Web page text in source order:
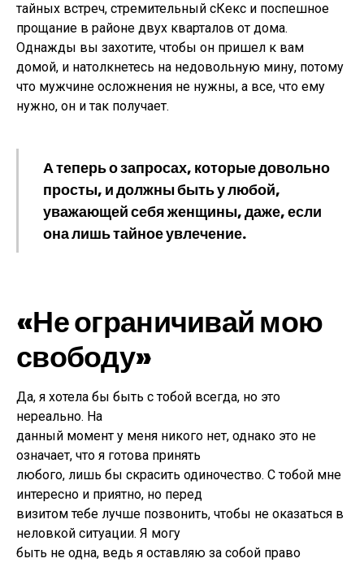
тайных встреч, стремительный сКекс и поспешное
прощание в районе двух кварталов от дома.
Однажды вы захотите, чтобы он пришел к вам
домой, и натолкнетесь на недовольную мину, потому
что мужчине осложнения не нужны, а все, что ему
нужно, он и так получает.
А теперь о запросах, которые довольно
просты, и должны быть у любой,
уважающей себя женщины, даже, если
она лишь тайное увлечение.
«Не ограничивай мою
свободу»
Да, я хотела бы быть с тобой всегда, но это
нереально. На
данный момент у меня никого нет, однако это не
означает, что я готова принять
любого, лишь бы скрасить одиночество. С тобой мне
интересно и приятно, но перед
визитом тебе лучше позвонить, чтобы не оказаться в
неловкой ситуации. Я могу
быть не одна, ведь я оставляю за собой право